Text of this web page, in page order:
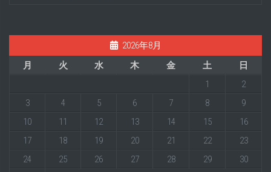
2026年8月
月
火 水 木 金 土
日
1
2
3
4 5 6 7 8
9
10
11 12 13 14 15
16
17
18 19 20 21 22
23
24
25 26 27 28 29
30